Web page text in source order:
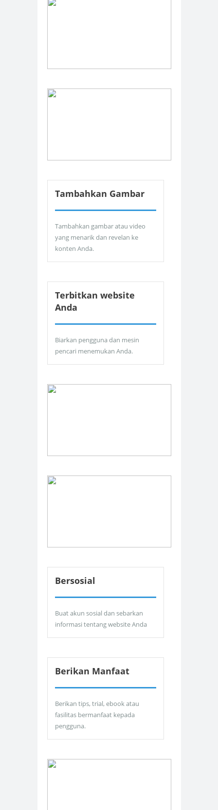
Tambahkan Gambar
Tambahkan gambar atau video
yang menarik dan revelan ke
konten Anda.
Terbitkan website
Anda
Biarkan pengguna dan mesin
pencari menemukan Anda.
Bersosial
Buat akun sosial dan sebarkan
informasi tentang website Anda
Berikan Manfaat
Berikan tips, trial, ebook atau
fasilitas bermanfaat kepada
pengguna.